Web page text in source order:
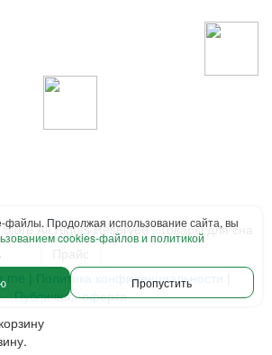
All Rights Reserved | Товары для сна
Политика конфиденциальности
Публичная оферта
файлы. Продолжая использование сайта, вы
cookies-файлов и политикой
Пропустить